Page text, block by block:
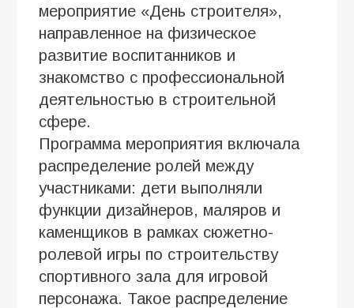
мероприятие «День строителя»,
направленное на физическое
развитие воспитанников и
знакомство с профессиональной
деятельностью в строительной
сфере.
Программа мероприятия включала
распределение ролей между
участниками: дети выполняли
функции дизайнеров, маляров и
каменщиков в рамках сюжетно-
ролевой игры по строительству
спортивного зала для игровой
персонажа. Такое распределение